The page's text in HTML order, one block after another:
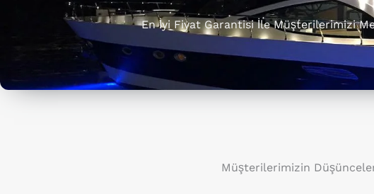
En İyi Fiyat Garantisi İle Müşterilerimizi
Müşterilerimizin